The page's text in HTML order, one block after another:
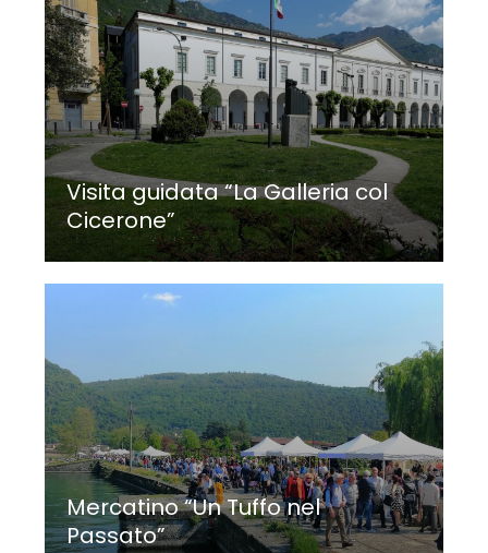
Visita guidata “La Galleria col
Cicerone”
Mercatino “Un Tuffo nel
Passato”